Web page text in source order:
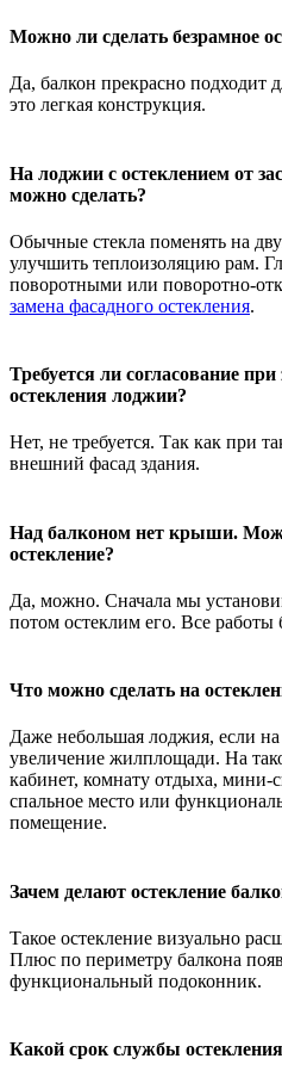
Можно ли сделать безрамное
Да, балкон прекрасно подходит
это легкая конструкция.
На лоджии с остеклением от
можно сделать?
Обычные стекла поменять на
улучшить теплоизоляцию рам.
поворотными или поворотно-
замена фасадного остекления.
Требуется ли согласование
остекления лоджии?
Нет, не требуется. Так как при
внешний фасад здания.
Над балконом нет крыши.
остекление?
Да, можно. Сначала мы
потом остеклим его. Все
Что можно сделать на
Даже небольшая лоджия, если на
увеличение жилплощади. На
кабинет, комнату отдыха, мини-
спальное место или
помещение.
Зачем делают остекление
Такое остекление визуально
Плюс по периметру балкона
функциональный подоконник.
Какой срок службы